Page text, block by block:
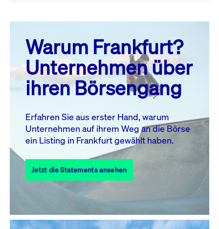
August 26
MO. DI. MI. DO. FR. SA. SO.
1
2
3
4 5 6 7 8
10 11 13 14
17
18 19 20 21 22
23
27 28
31
Alle Events
Warum Frankfurt?
Unternehmen über
ihren Börsengang
Erfahren Sie aus erster Hand, warum
Unternehmen auf ihrem Weg an die Börse
ein Listing in Frankfurt gewählt haben.
Jetzt die Statements ansehen